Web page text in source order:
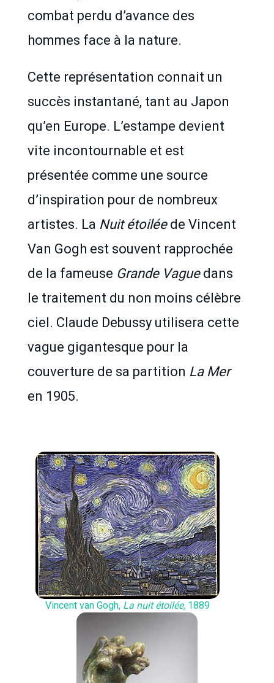
combat perdu d’avance des
hommes face à la nature.
Cette représentation connait un
succès instantané, tant au Japon
qu’en Europe. L’estampe devient
vite incontournable et est
présentée comme une source
d’inspiration pour de nombreux
artistes. La Nuit étoiléede Vincent
Van Gogh est souvent rapprochée
de la fameuse Grande Vaguedans
le traitement du non moins célèbre
ciel. Claude Debussy utilisera cette
vague gigantesque pour la
couverture de sa partition La Mer
en 1905.
Vincent van Gogh, La nuit étoilée, 1889